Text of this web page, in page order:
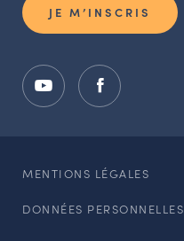
JE M’INSCRIS
MENTIONS LÉGALES
DONNÉES PERSONNELLES